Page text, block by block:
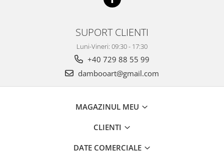
SUPORT CLIENTI
Luni-Vineri: 09:30 - 17:30
+40 729 88 55 99
dambooart@gmail.com
MAGAZINUL MEU
CLIENTI
DATE COMERCIALE